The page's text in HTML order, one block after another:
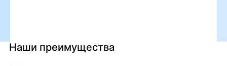
Наши преимущества